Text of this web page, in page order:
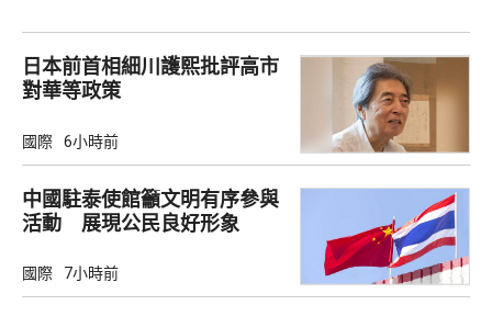
日本前首相細川護熙批評高市
對華等政策
國際 6小時前
中國駐泰使館籲文明有序參與
活動 展現公民良好形象
國際 7小時前